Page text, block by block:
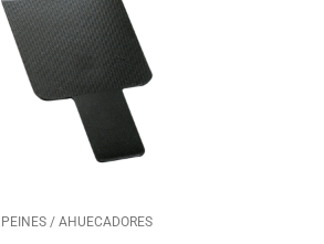
PEINES / AHUECADORES